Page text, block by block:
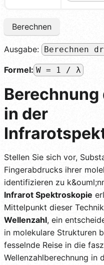
Berechnen
Ausgabe: Berechnen
Formel: W = 1 / λ
in der
Stellen Sie sich vor,
Fingerabdrucks ihrer
identifizieren zu
Infrarot Spektroskopie
Mittelpunkt dieser
Wellenzahl, ein
in molekulare Strukturen
fesselnde Reise in die
Wellenzahlberechnung in